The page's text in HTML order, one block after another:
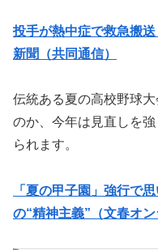
投手が熱中症で救急搬
新聞（共同通信）
伝統ある夏の高校野球
のか、今年は見直しを
られます。
「夏の甲子園」強行で
の“精神主義”（文春オン